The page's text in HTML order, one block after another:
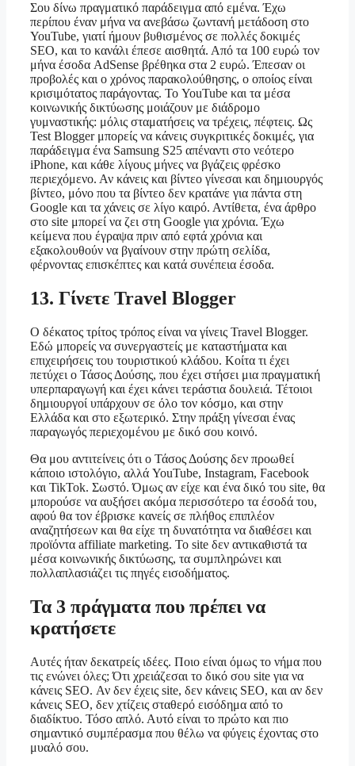
Σου δίνω πραγματικό παράδειγμα από εμένα. Έχω
περίπου έναν μήνα να ανεβάσω ζωντανή μετάδοση στο
YouTube, γιατί ήμουν βυθισμένος σε πολλές δοκιμές
SEO, και το κανάλι έπεσε αισθητά. Από τα 100 ευρώ τον
μήνα έσοδα AdSense βρέθηκα στα 2 ευρώ. Έπεσαν οι
προβολές και ο χρόνος παρακολούθησης, ο οποίος είναι
κρισιμότατος παράγοντας. Το YouTube και τα μέσα
κοινωνικής δικτύωσης μοιάζουν με διάδρομο
γυμναστικής: μόλις σταματήσεις να τρέχεις, πέφτεις. Ως
Test Blogger μπορείς να κάνεις συγκριτικές δοκιμές, για
παράδειγμα ένα Samsung S25 απέναντι στο νεότερο
iPhone, και κάθε λίγους μήνες να βγάζεις φρέσκο
περιεχόμενο. Αν κάνεις και βίντεο γίνεσαι και δημιουργός
βίντεο, μόνο που τα βίντεο δεν κρατάνε για πάντα στη
Google και τα χάνεις σε λίγο καιρό. Αντίθετα, ένα άρθρο
στο site μπορεί να ζει στη Google για χρόνια. Έχω
κείμενα που έγραψα πριν από εφτά χρόνια και
εξακολουθούν να βγαίνουν στην πρώτη σελίδα,
φέρνοντας επισκέπτες και κατά συνέπεια έσοδα.
13. Γίνετε Travel Blogger
Ο δέκατος τρίτος τρόπος είναι να γίνεις Travel Blogger.
Εδώ μπορείς να συνεργαστείς με καταστήματα και
επιχειρήσεις του τουριστικού κλάδου. Κοίτα τι έχει
πετύχει ο Τάσος Δούσης, που έχει στήσει μια πραγματική
υπερπαραγωγή και έχει κάνει τεράστια δουλειά. Τέτοιοι
δημιουργοί υπάρχουν σε όλο τον κόσμο, και στην
Ελλάδα και στο εξωτερικό. Στην πράξη γίνεσαι ένας
παραγωγός περιεχομένου με δικό σου κοινό.
Θα μου αντιτείνεις ότι ο Τάσος Δούσης δεν προωθεί
κάποιο ιστολόγιο, αλλά YouTube, Instagram, Facebook
και TikTok. Σωστό. Όμως αν είχε και ένα δικό του site, θα
μπορούσε να αυξήσει ακόμα περισσότερο τα έσοδά του,
αφού θα τον έβρισκε κανείς σε πλήθος επιπλέον
αναζητήσεων και θα είχε τη δυνατότητα να διαθέσει και
προϊόντα affiliate marketing. Το site δεν αντικαθιστά τα
μέσα κοινωνικής δικτύωσης, τα συμπληρώνει και
πολλαπλασιάζει τις πηγές εισοδήματος.
Τα 3 πράγματα που πρέπει να
κρατήσετε
Αυτές ήταν δεκατρείς ιδέες. Ποιο είναι όμως το νήμα που
τις ενώνει όλες; Ότι χρειάζεσαι το δικό σου site για να
κάνεις SEO. Αν δεν έχεις site, δεν κάνεις SEO, και αν δεν
κάνεις SEO, δεν χτίζεις σταθερό εισόδημα από το
διαδίκτυο. Τόσο απλό. Αυτό είναι το πρώτο και πιο
σημαντικό συμπέρασμα που θέλω να φύγεις έχοντας στο
μυαλό σου.